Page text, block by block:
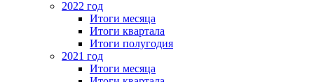
2022 год
Итоги месяца
Итоги квартала
Итоги полугодия
2021 год
Итоги месяца